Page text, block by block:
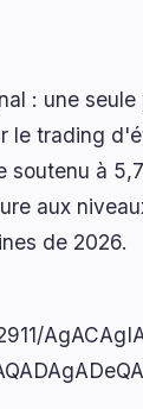
: une
le trading
soutenu à
aux
de 2026.